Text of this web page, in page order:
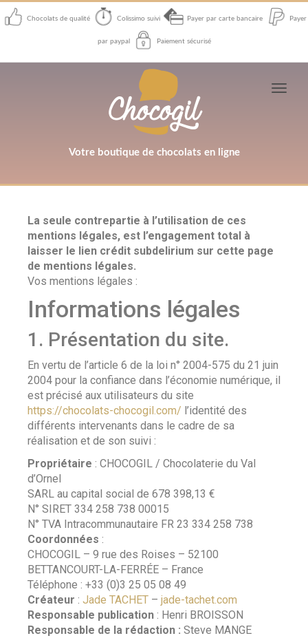
Chocolats de qualité Colissimo suivi Payer par carte bancaire Payer
par paypal Paiement sécurisé
Votre boutique de chocolats en ligne
Toggle
La seule contrepartie à l’utilisation de ces
mentions légales, est l’engagement total à
laisser le lien crédit subdelirium sur cette page
de mentions légales.
Vos mentions légales :
Informations légales
1. Présentation du site.
En vertu de l’article 6 de la loi n° 2004-575 du 21 juin
2004 pour la confiance dans l’économie numérique, il
est précisé aux utilisateurs du site
https://chocolats-chocogil.com/ l’identité des
différents intervenants dans le cadre de sa
réalisation et de son suivi :
Propriétaire : CHOCOGIL / Chocolaterie du Val
d’Ornel
SARL au capital social de 678 398,13 €
N° SIRET 334 258 738 00015
N° TVA Intracommunautaire FR 23 334 258 738
Coordonnées :
CHOCOGIL – 9 rue des Roises – 52100
BETTANCOURT-LA-FERRÉE – France
Téléphone : +33 (0)3 25 05 08 49
Créateur : Jade TACHET – jade-tachet.com
Responsable publication : Henri BROISSON
Responsable de la rédaction : Steve MANGE